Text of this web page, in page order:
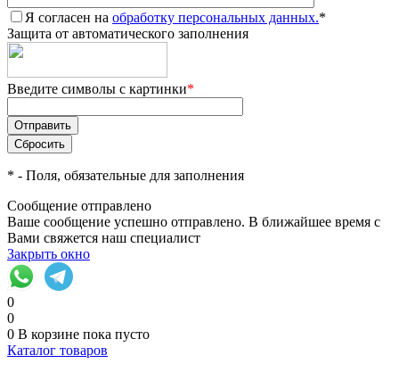
Я согласен на обработку персональных данных.*
Защита от автоматического заполнения
Введите символы с картинки*
* - Поля, обязательные для заполнения
Сообщение отправлено
Ваше сообщение успешно отправлено. В ближайшее время с
Вами свяжется наш специалист
Закрыть окно
0
0
0 В корзине пока пусто
Каталог товаров